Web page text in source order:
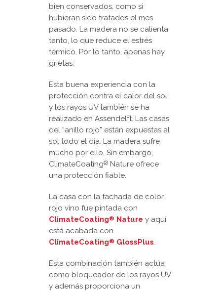
bien conservados, como si
hubieran sido tratados el mes
pasado. La madera no se calienta
tanto, lo que reduce el estrés
térmico. Por lo tanto, apenas hay
grietas.
Esta buena experiencia con la
protección contra el calor del sol
y los rayos UV también se ha
realizado en Assendelft. Las casas
del “anillo rojo” están expuestas al
sol todo el día. La madera sufre
mucho por ello. Sin embargo,
ClimateCoating® Nature ofrece
una protección fiable.
La casa con la fachada de color
rojo vino fue pintada con
ClimateCoating® Nature y aquí
está acabada con
ClimateCoating® GlossPlus.
Esta combinación también actúa
como bloqueador de los rayos UV
y además proporciona un